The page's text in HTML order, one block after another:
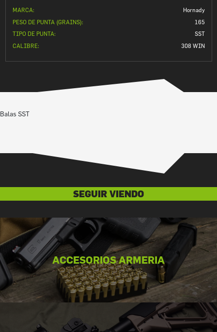
MARCA:
Hornady
PESO DE PUNTA (GRAINS):
165
TIPO DE PUNTA:
SST
CALIBRE:
308 WIN
Balas SST
SEGUIR VIENDO
ACCESORIOS ARMERIA